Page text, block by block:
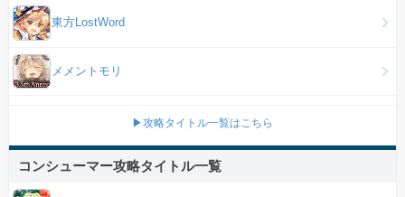
東方LostWord
メメントモリ
▶攻略タイトル一覧はこちら
コンシューマー攻略タイトル一覧